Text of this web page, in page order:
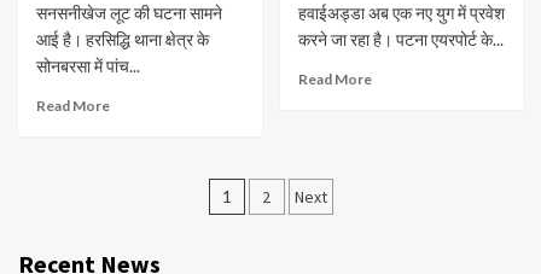
सनसनीखेज लूट की घटना सामने
आई है। हरसिद्धि थाना क्षेत्र के
सोनबरसा में पांच...
Read More
हवाईअड्डा अब एक नए युग में प्रवेश
करने जा रहा है। पटना एयरपोर्ट के...
Read More
Posts
1 2 Next
Recent News